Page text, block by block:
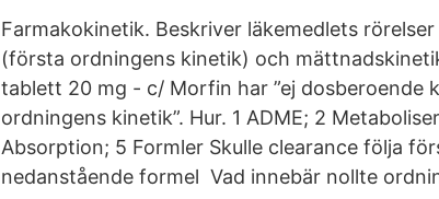
Farmakokinetik. Beskriver läkemedlets
(första ordningens kinetik) och
tablett 20 mg - c/ Morfin har ”ej dosberoende
ordningens kinetik”. Hur. 1 ADME; 2
Absorption; 5 Formler Skulle clearance följa
nedanstående formel Vad innebär nollte